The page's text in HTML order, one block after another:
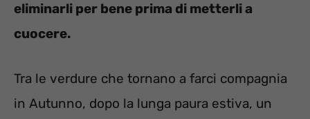
eliminarli per bene prima di metterli a
cuocere.
Tra le verdure che tornano a farci compagnia
in Autunno, dopo la lunga paura estiva, un